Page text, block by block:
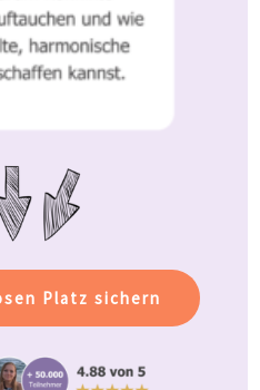
Platz sichern